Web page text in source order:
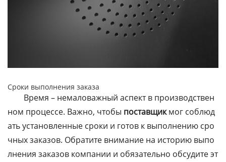
Сроки выполнения заказа
Время – немаловажный аспект в производствен
ном процессе. Важно, чтобы поставщикмог соблюд
ать установленные сроки и готов к выполнению сро
чных заказов. Обратите внимание на историю выпо
лнения заказов компании и обязательно обсудите эт